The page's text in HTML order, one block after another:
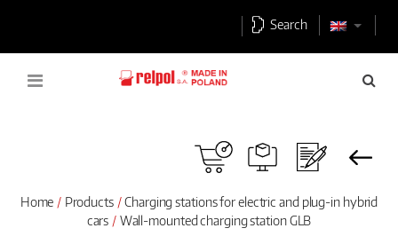
Search
Home Products
Charging stations for electric and plug-in hybrid
cars
Wall-mounted charging station GLB